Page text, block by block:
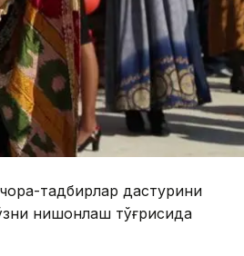
тадбирлар дастурини
нишонлаш тўғрисида